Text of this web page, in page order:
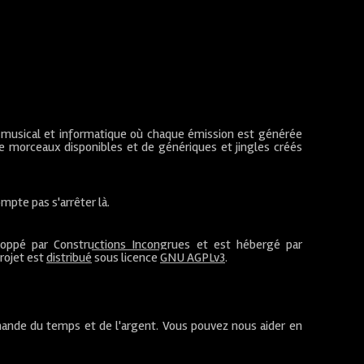
et informatique où chaque émission est générée
morceaux disponibles et de génériques et jingles créés
pas s'arrêter là.
parConstructions Incongrues et est hébergé par
estdistribué sous licence GNU AGPLv3.
du temps et de l'argent. Vous pouvez nous aider en